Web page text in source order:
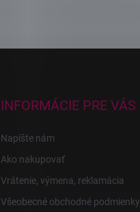
INFORMÁCIE PRE VÁS
Napíšte nám
Ako nakupovať
Vrátenie, výmena, reklamácia
Všeobecné obchodné podmienky